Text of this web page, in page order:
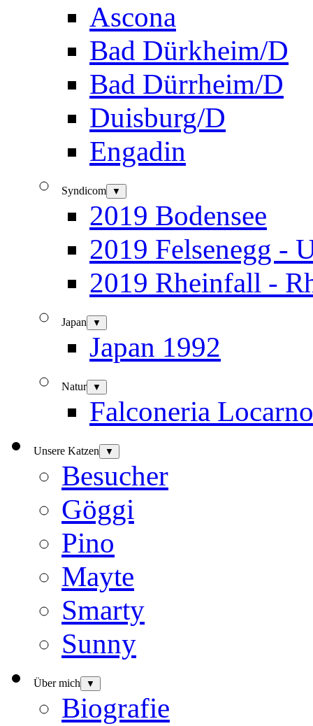
Ascona
Bad Dürkheim/D
Bad Dürrheim/D
Duisburg/D
Engadin
Syndicom ▼
2019 Bodensee
2019 Felsenegg -
2019 Rheinfall -
Japan ▼
Japan 1992
Natur ▼
Falconeria Locarno
Unsere Katzen ▼
Besucher
Göggi
Pino
Mayte
Smarty
Sunny
Über mich ▼
Biografie